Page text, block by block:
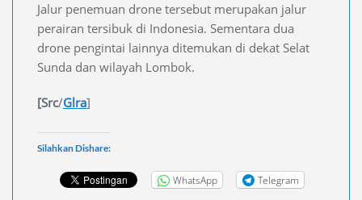
Jalur penemuan drone tersebut merupakan jalur
perairan tersibuk di Indonesia. Sementara dua
drone pengintai lainnya ditemukan di dekat Selat
Sunda dan wilayah Lombok.
[Src/Glra]
Silahkan Dishare:
WhatsApp Telegram